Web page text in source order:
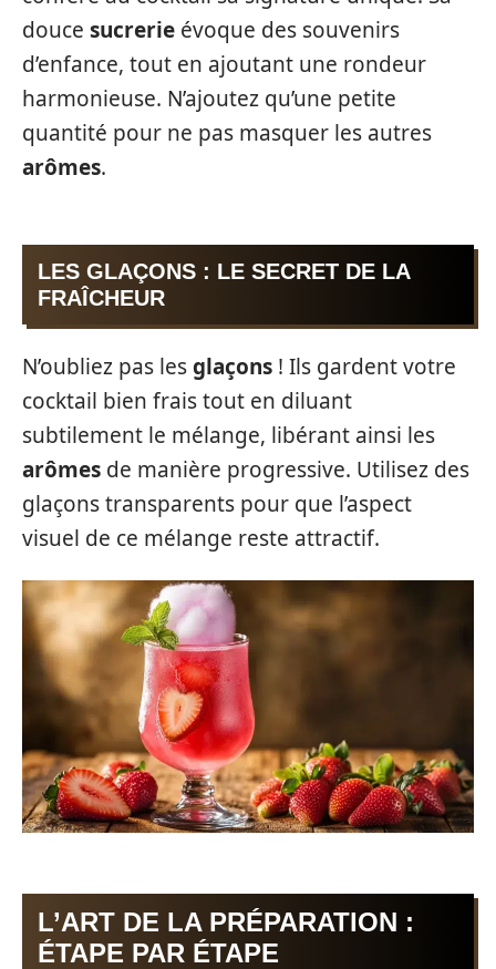
douce sucrerie évoque des souvenirs
d’enfance, tout en ajoutant une rondeur
harmonieuse. N’ajoutez qu’une petite
quantité pour ne pas masquer les autres
arômes.
LES GLAÇONS : LE SECRET DE LA
FRAÎCHEUR
N’oubliez pas lesglaçons ! Ils gardent votre
cocktail bien frais tout en diluant
subtilement le mélange, libérant ainsi les
arômes de manière progressive. Utilisez des
glaçons transparents pour que l’aspect
visuel de ce mélange reste attractif.
L’ART DE LA PRÉPARATION :
ÉTAPE PAR ÉTAPE